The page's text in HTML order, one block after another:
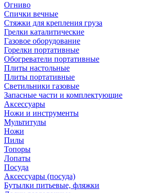
Огниво
Спички вечные
Стяжки для крепления груза
Грелки каталитические
Газовое оборудование
Горелки портативные
Обогреватели портативные
Плиты настольные
Плиты портативные
Светильники газовые
Запасные части и комплектующие
Аксессуары
Ножи и инструменты
Мультитулы
Ножи
Пилы
Топоры
Лопаты
Посуда
Аксессуары (посуда)
Бутылки питьевые, фляжки